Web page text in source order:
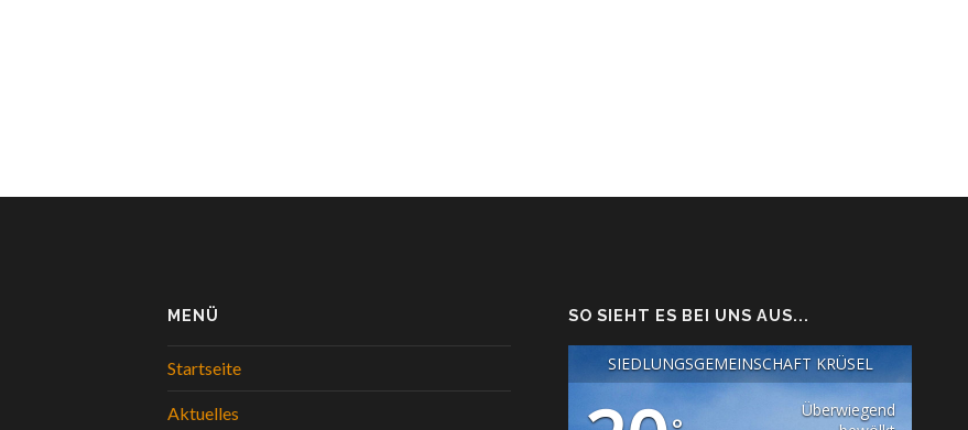
MENÜ
Startseite
Aktuelles
SO SIEHT ES BEI UNS AUS...
SIEDLUNGSGEMEINSCHAFT KRÜSEL
Überwiegend